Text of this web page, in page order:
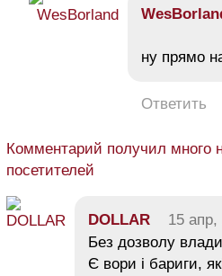
ну прямо
Ответить
Комментарий получил много
посетителей
DOLLAR 15 апр,
Без дозволу
Є вори і бариги,